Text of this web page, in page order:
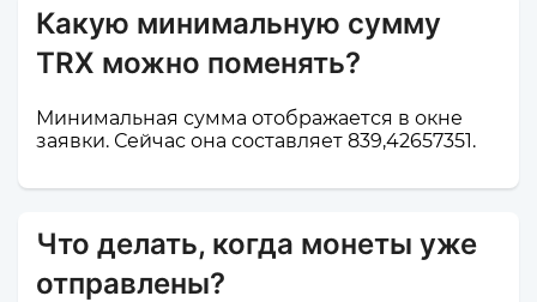
Какую минимальную сумму
TRX можно поменять?
Минимальная сумма отображается в окне
заявки. Сейчас она составляет 839,42657351.
Что делать, когда монеты уже
отправлены?